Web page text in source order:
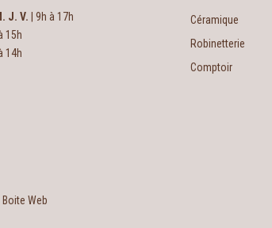
J. V. | 9h à 17h
15h
14h
Céramique
Robinetterie
Comptoir
Web